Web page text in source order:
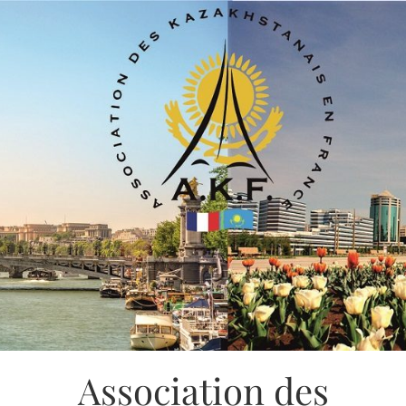
Association des